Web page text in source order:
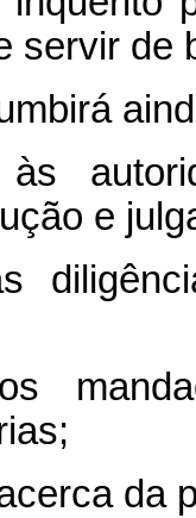
servir de
e
da